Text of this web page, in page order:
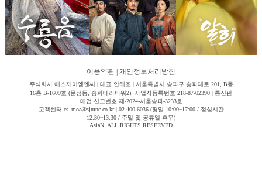
이용약관 개인정보처리방침
주식회사 에스제이엠엔씨 | 대표 안해조 | 서울특별시 송파구 송파대로 201, B동
16층 B-1609호 (문정동, 송파테라타워2) 사업자등록번호 218-87-02390 | 통신판
매업 신고번호 제-2024-서울송파-3233호
고객센터 cs_moa@sjmnc.co.kr | 02-400-6036 (평일 10:00~17:00 / 점심시간
12:30~13:30 / 주말 및 공휴일 휴무)
AsiaN. ALL RIGHTS RESERVED